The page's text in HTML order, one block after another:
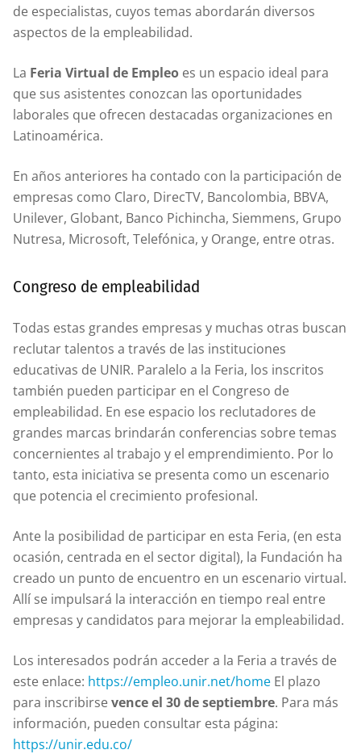
de especialistas, cuyos temas abordarán diversos
aspectos de la empleabilidad.
La Feria Virtual de Empleo es un espacio ideal para
que sus asistentes conozcan las oportunidades
laborales que ofrecen destacadas organizaciones en
Latinoamérica.
En años anteriores ha contado con la participación de
empresas como Claro, DirecTV, Bancolombia, BBVA,
Unilever, Globant, Banco Pichincha, Siemmens, Grupo
Nutresa, Microsoft, Telefónica, y Orange, entre otras.
Congreso de empleabilidad
Todas estas grandes empresas y muchas otras buscan
reclutar talentos a través de las instituciones
educativas de UNIR. Paralelo a la Feria, los inscritos
también pueden participar en el Congreso de
empleabilidad. En ese espacio los reclutadores de
grandes marcas brindarán conferencias sobre temas
concernientes al trabajo y el emprendimiento. Por lo
tanto, esta iniciativa se presenta como un escenario
que potencia el crecimiento profesional.
Ante la posibilidad de participar en esta Feria, (en esta
ocasión, centrada en el sector digital), la Fundación ha
creado un punto de encuentro en un escenario virtual.
Allí se impulsará la interacción en tiempo real entre
empresas y candidatos para mejorar la empleabilidad.
Los interesados podrán acceder a la Feria a través de
este enlace: https://empleo.unir.net/home El plazo
para inscribirsevence el 30 de septiembre. Para más
información, pueden consultar esta página:
https://unir.edu.co/